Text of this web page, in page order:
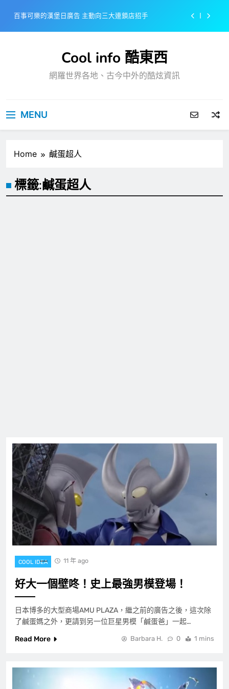
content
百事可樂的漢堡日廣告 主動向三大連鎖店招手
戴著金牌的醬油瓶 市佔率第一的龜甲萬廣告
感動落淚也笑到流淚的斷髮式
Cool info 酷東西
網羅世界各地、古今中外的酷炫資訊
MENU
Home 鹹蛋超人
標籤:鹹蛋超人
COOL IDEA 11 年 ago
好大一個壁咚！史上最強男模登場！
日本博多的大型商場AMU PLAZA，繼之前的廣告之後，這次除
了鹹蛋媽之外，更請到另一位巨星男模「鹹蛋爸」一起…
Read More
Barbara H. 0 1 mins